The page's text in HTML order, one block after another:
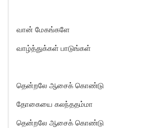
வான் மேகங்களே
வாழ்த்துக்கள் பாடுங்கள்
தென்றலே ஆசைக் கொண்டு
தோகையை கலந்ததம்மா
தென்றலே ஆசைக் கொண்டு